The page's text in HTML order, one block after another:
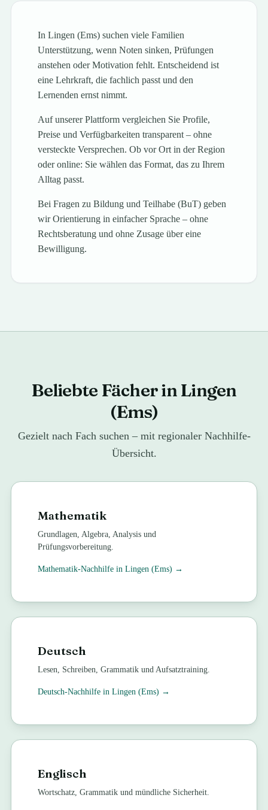
In Lingen (Ems) suchen viele Familien
Unterstützung, wenn Noten sinken, Prüfungen
anstehen oder Motivation fehlt. Entscheidend ist
eine Lehrkraft, die fachlich passt und den
Lernenden ernst nimmt.
Auf unserer Plattform vergleichen Sie Profile,
Preise und Verfügbarkeiten transparent – ohne
versteckte Versprechen. Ob vor Ort in der Region
oder online: Sie wählen das Format, das zu Ihrem
Alltag passt.
Bei Fragen zu Bildung und Teilhabe (BuT) geben
wir Orientierung in einfacher Sprache – ohne
Rechtsberatung und ohne Zusage über eine
Bewilligung.
Beliebte Fächer in Lingen
(Ems)
Gezielt nach Fach suchen – mit regionaler Nachhilfe-
Übersicht.
Mathematik
Grundlagen, Algebra, Analysis und
Prüfungsvorbereitung.
Mathematik-Nachhilfe inLingen (Ems) →
Deutsch
Lesen, Schreiben, Grammatik und Aufsatztraining.
Deutsch-Nachhilfe inLingen (Ems) →
Englisch
Wortschatz, Grammatik und mündliche Sicherheit.